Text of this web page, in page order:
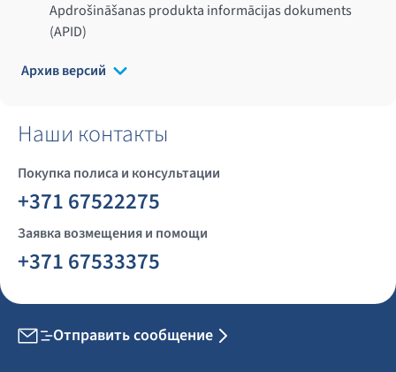
Apdrošināšanas produkta informācijas dokuments
(APID)
Архив версий
Наши контакты
Покупка полиса и консультации
+371 67522275
Заявка возмещения и помощи
+371 67533375
Отправить сообщение